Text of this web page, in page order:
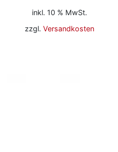
inkl. 10 % MwSt.
zzgl.Versandkosten